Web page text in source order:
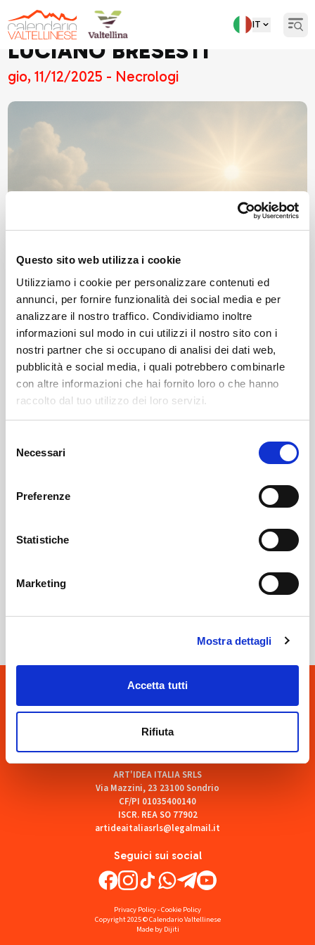
Questo sito web utilizza i cookie
Utilizziamo i cookie per personalizzare contenuti ed
annunci, per fornire funzionalità dei social media e per
analizzare il nostro traffico. Condividiamo inoltre
informazioni sul modo in cui utilizzi il nostro sito con i
nostri partner che si occupano di analisi dei dati web,
pubblicità e social media, i quali potrebbero combinarle
con altre informazioni che hai fornito loro o che hanno
raccolto dal tuo utilizzo dei loro servizi.
delNecessari
Preferenze
Statistiche
Marketing
Mostra dettagli
Accetta tutti
Rifiuta
IT
LUCIANO BRESESTI
gio, 11/12/2025 - Necrologi
Teglio Necrologi
Sondrio
Seguici sui social
ART'IDEA ITALIA SRLS
Via Mazzini, 23 23100 Sondrio
CF/PI 01035400140
ISCR. REA SO 77902
artideaitaliasrls@legalmail.it
Privacy Policy-Cookie Policy
Copyright 2025 © Calendario Valtellinese
Made by Dijiti